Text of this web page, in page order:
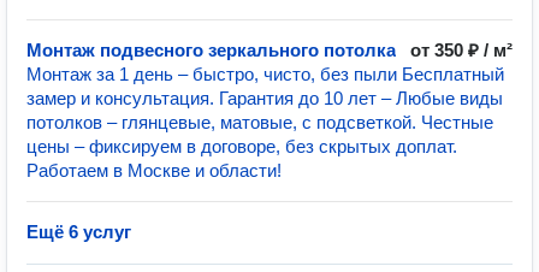
Монтаж подвесного зеркального потолка
от 350 ₽ / м²
Монтаж за 1 день – быстро, чисто, без пыли Бесплатный
замер и консультация. Гарантия до 10 лет – Любые виды
потолков – глянцевые, матовые, с подсветкой. Честные
цены – фиксируем в договоре, без скрытых доплат.
Работаем в Москве и области!
Ещё 6 услуг